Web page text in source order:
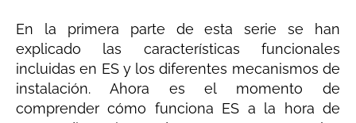
En la primera parte de esta serie se han
explicado las características funcionales
incluidas en ES y los diferentes mecanismos de
instalación. Ahora es el momento de
comprender cómo funciona ES a la hora de